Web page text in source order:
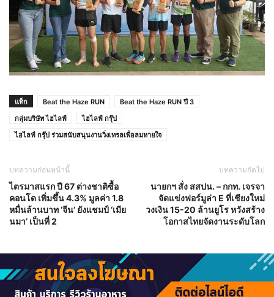
แท็ก Beat the Haze RUN
Beat the Haze RUN ปี 3
กลุ่มบริษัท ไฮไลฟ์
ไฮไลฟ์ กรุ๊ป
ไฮไลฟ์ กรุ๊ป ร่วมสนับสนุนงานวิ่งเทรลเพื่อลมหายใจ
บทความก่อนหน้านี้
ไตรมาสแรก ปี 67 ต่างชาติซื้อ
คอนโด เพิ่มขึ้น 4.3% มูลค่า 1.8
หมื่นล้านบาท ‘จีน’ ยังแชมป์ ‘เมีย
นมา’ เป็นที่ 2
บทความถัดไป
นายกฯ สั่ง สสปน. – กกท. เจรจา
จัดแข่งฟอร์มูล่า E ที่เชียงใหม่
วงเงิน 15-20 ล้านยูโร หวังสร้าง
โอกาสไทยจัดงานระดับโลก